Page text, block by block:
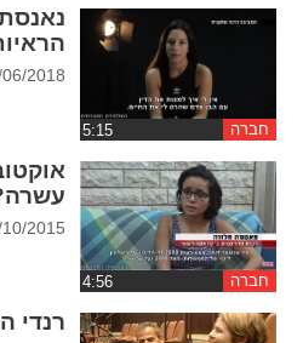
חברה
2018 | 13:00
חברה
2015 | 17:44
רנדי